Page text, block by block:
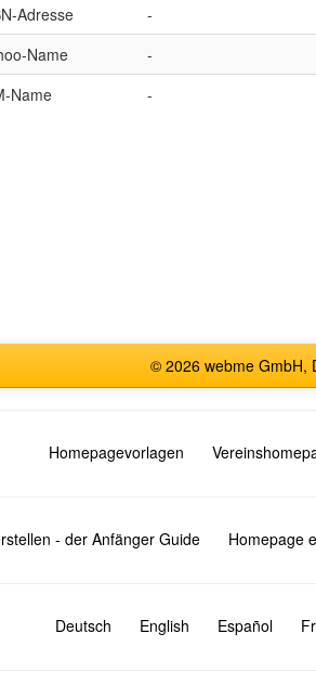
Adresse
-
Name
-
Name
-
© 2026 webme GmbH,
Homepagevorlagen
- der Anfänger Guide Homepage
Deutsch English Español